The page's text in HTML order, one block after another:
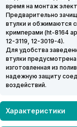
время на монтаж
Предварительно
втулки и обжимаются
кримперами (ht-8164
12-3119, 12-3019-4).
Для удобства
втулки
изготовленная из
надежную защиту
воздействий.
Характеристики